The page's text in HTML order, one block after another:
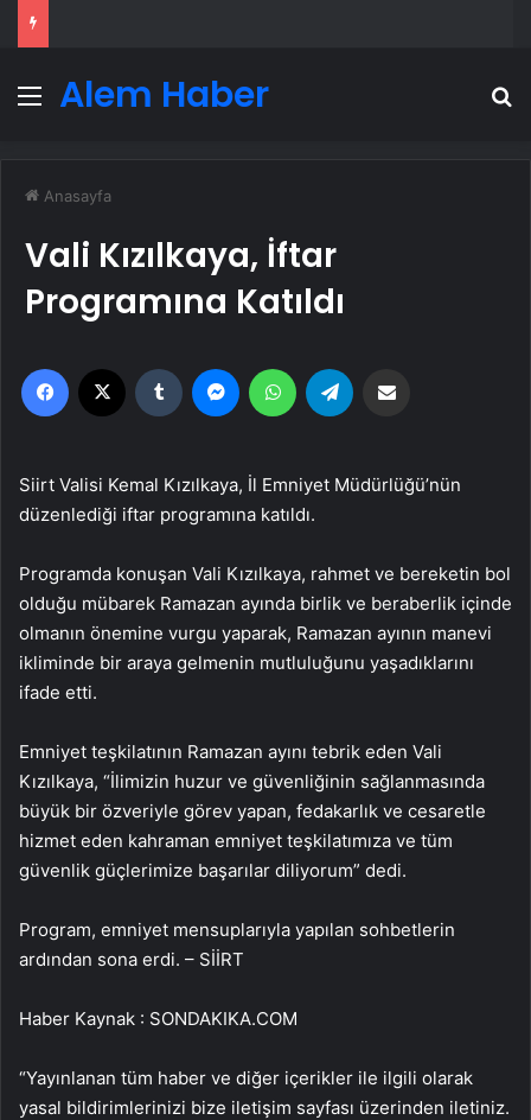
MenüAlem Haber
Anasayfa
Vali Kızılkaya, İftar
Programına Katıldı
Facebook Tumblr MessengerWhatsApp
Siirt Valisi Kemal Kızılkaya, İl Emniyet Müdürlüğü’nün
düzenlediği iftar programına katıldı.
Programda konuşan Vali Kızılkaya, rahmet ve bereketin bol
olduğu mübarek Ramazan ayında birlik ve beraberlik içinde
olmanın önemine vurgu yaparak, Ramazan ayının manevi
ikliminde bir araya gelmenin mutluluğunu yaşadıklarını
ifade etti.
Emniyet teşkilatının Ramazan ayını tebrik eden Vali
Kızılkaya, “İlimizin huzur ve güvenliğinin sağlanmasında
büyük bir özveriyle görev yapan, fedakarlık ve cesaretle
hizmet eden kahraman emniyet teşkilatımıza ve tüm
güvenlik güçlerimize başarılar diliyorum” dedi.
Program, emniyet mensuplarıyla yapılan sohbetlerin
ardından sona erdi. – SİİRT
Haber Kaynak : SONDAKIKA.COM
“Yayınlanan tüm haber ve diğer içerikler ile ilgili olarak
yasal bildirimlerinizi bize iletişim sayfası üzerinden iletiniz.